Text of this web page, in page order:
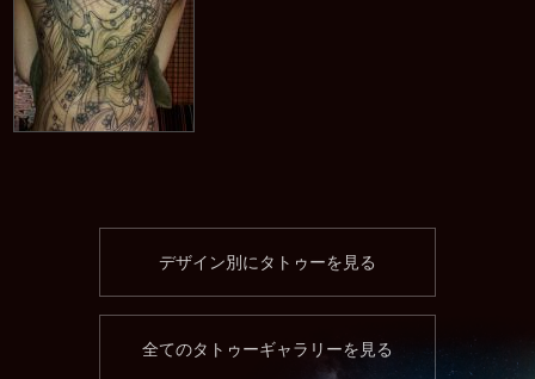
デザイン別にタトゥーを見る
全てのタトゥーギャラリーを見る